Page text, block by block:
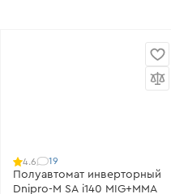
4.6 19
Полуавтомат инверторный
Dnipro-M SA i140 MIG+MMA